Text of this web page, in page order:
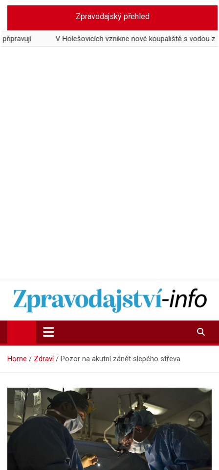
Skip
content
Zpravodajský přehled
V Holešovicích vznikne nové koupaliště s vodou z Vltavy
Zpravodajství-info.cz
Aktuality a informace on-line
Home Zdraví Pozor na akutní zánět slepého střeva